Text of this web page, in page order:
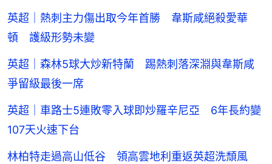
英超｜熱刺主力傷出取今年首勝 韋斯咸絕殺愛華
頓 護級形勢未變
英超｜森林5球大炒新特蘭 踢熱刺落深淵與韋斯咸
爭留級最後一席
英超｜車路士5連敗零入球即炒羅辛尼亞 6年長約變
107天火速下台
林柏特走過高山低谷 領高雲地利重返英超洗頹風